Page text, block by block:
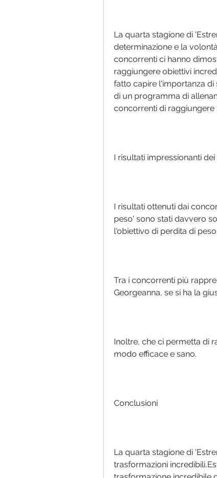
La quarta stagione di
determinazione e la
concorrenti ci hanno
raggiungere obiettivi
fatto capire l'importanza
di un programma di
concorrenti di raggiungere
I risultati impressionanti
I risultati ottenuti dai
peso' sono stati davvero
l'obiettivo di perdita di peso
Tra i concorrenti più
Georgeanna, se si ha la
Inoltre, che ci permetta di
modo efficace e sano.
Conclusioni
La quarta stagione di
trasformazioni